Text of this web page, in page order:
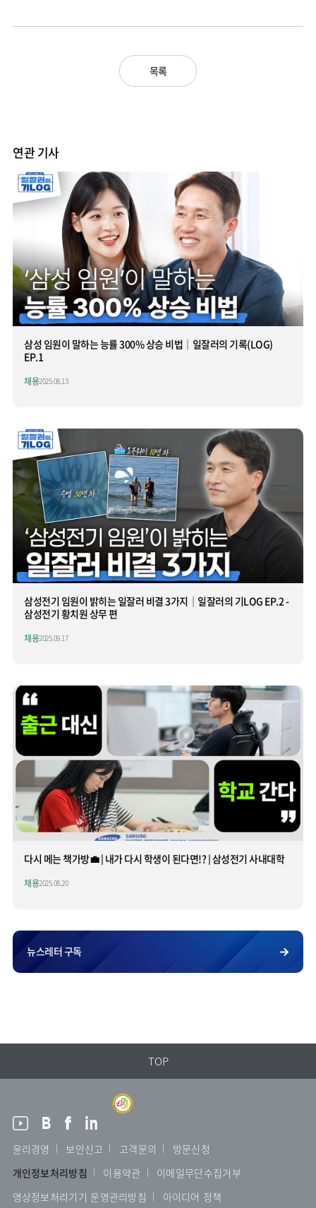
목록
연관 기사
삼성 임원이 말하는 능률 300% 상승 비법│일잘러의 기록(LOG)
EP.1
채용2025.08.13
삼성전기 임원이 밝히는 일잘러 비결 3가지│일잘러의 기LOG EP.2 -
삼성전기 황치원 상무 편
채용2025.09.17
다시 메는 책가방💼 | 내가 다시 학생이 된다면!? | 삼성전기 사내대학
채용2025.08.20
뉴스레터 구독
TOP
윤리경영 보안신고 고객문의
방문신청
개인정보처리방침
이용약관
이메일무단수집거부
영상정보처리기기 운영관리방침
아이디어 정책